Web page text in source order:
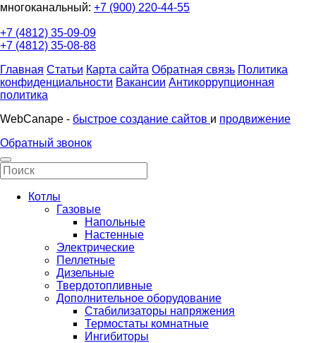
многоканальный: +7 (900) 220-44-55
+7 (4812) 35-09-09
+7 (4812) 35-08-88
Главная Статьи Карта сайта Обратная связь Политика
конфиденциальности Вакансии Антикоррупционная
политика
WebCanape - быстрое создание сайтов и продвижение
Обратный звонок
Котлы
Газовые
Напольные
Настенные
Электрические
Пеллетные
Дизельные
Твердотопливные
Дополнительное оборудование
Стабилизаторы напряжения
Термостаты комнатные
Ингибиторы